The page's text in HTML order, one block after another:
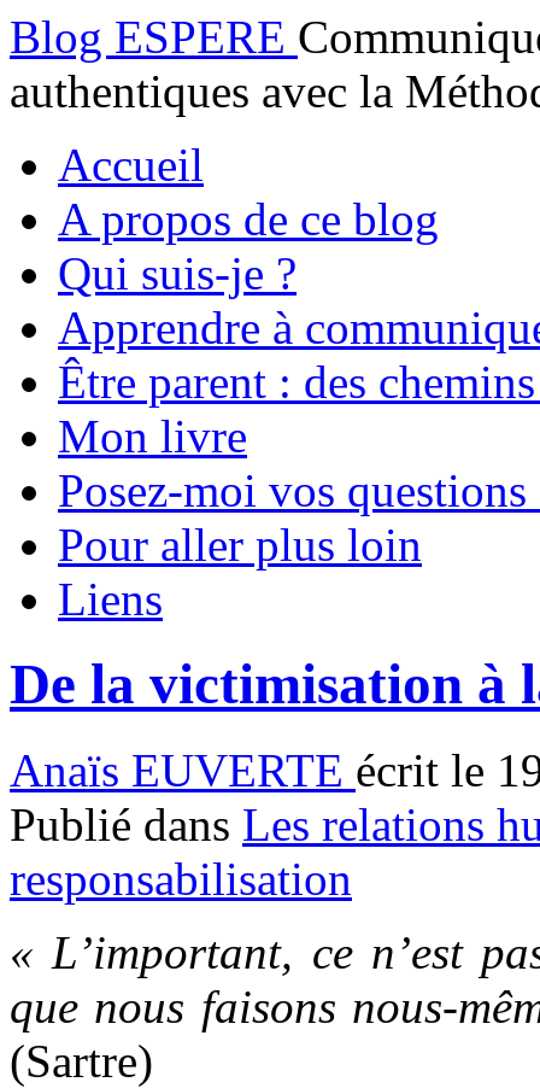
Blog ESPERE
authentiques avec la
Accueil
A propos de ce blog
Qui suis-je ?
Apprendre à
Être parent : des
Mon livre
Posez-moi vos
Pour aller plus loin
Liens
De la victimisation à
Anaïs EUVERTE écrit le
Publié dans Les relations
responsabilisation
« L’important, ce n’est
que nous faisons nous-
(Sartre)